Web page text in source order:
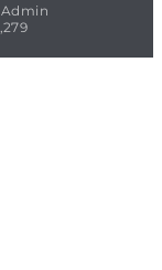
Admin